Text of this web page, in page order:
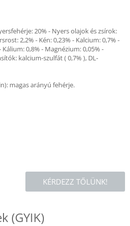
20% - Nyers olajok és zsírok:
2,2% - Kén: 0,23% - Kalcium: 0,7% -
0,8% - Magnézium: 0,05% -
kalcium-szulfát ( 0,7% ), DL-
magas arányú fehérje.
KÉRDEZZ TŐLÜNK!
(GYIK)